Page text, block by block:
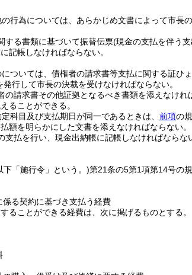
行為については、あらかじめ文書によって市長
する書類に基づいて振替伝票(現金の支払を伴う
記帳しなければならない。
ついては、債権者の請求書等支払に関する証ひ
発行して市長の決裁を受けなければならない。
請求書その他証拠となるべき書類を添えなけれ
ることができる。
科目及び支払期日が同一であるときは、 前項の
額を明らかにした文書を添えなければならない。
払を行い、現金出納帳に記帳しなければならな
「施行令」という。)第21条の5第1項第14号の
る契約に基づき支払う経費
ることができる経費は、次に掲げるものとする。